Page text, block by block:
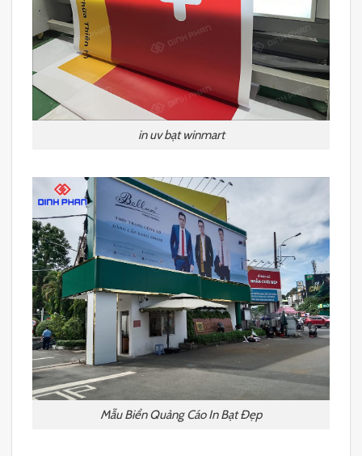
in uv bạt winmart
Mẫu Biển Quảng Cáo In Bạt Đẹp